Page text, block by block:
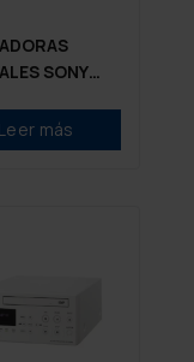
SONY
Leer más